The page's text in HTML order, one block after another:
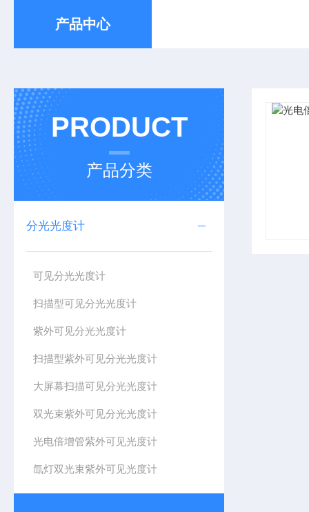
产品中心
PRODUCT
产品分类
分光光度计
可见分光光度计
扫描型可见分光光度计
紫外可见分光光度计
扫描型紫外可见分光光度计
大屏幕扫描可见分光光度计
双光束紫外可见分光光度计
光电倍增管紫外可见光度计
氙灯双光束紫外可见光度计